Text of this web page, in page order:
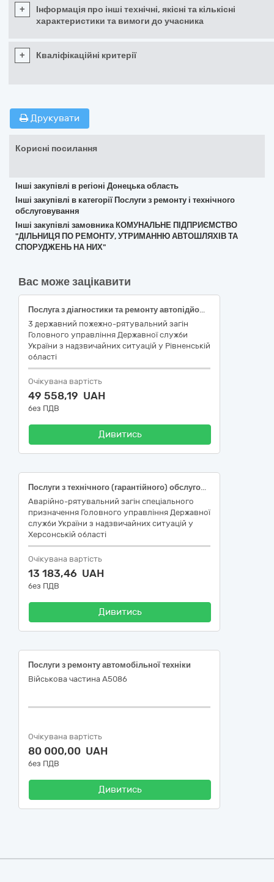
+
Інформація про інші технічні, якісні та кількісні
характеристики та вимоги до учасника
+ Кваліфікаційні критерії
Друкувати
Корисні посилання
Інші закупівлі в регіоні Донецька область
Інші закупівлі в категорії Послуги з ремонту і технічного
обслуговування
Інші закупівлі замовника КОМУНАЛЬНЕ ПІДПРИЄМСТВО
"ДІЛЬНИЦЯ ПО РЕМОНТУ, УТРИМАННЮ АВТОШЛЯХІВ ТА
СПОРУДЖЕНЬ НА НИХ"
Вас може зацікавити
Послуга з діагностики та ремонту автопідйомника спеціального MAN E63 з установкою Bronto Skylift F32HDT
3 державний пожежно-рятувальний загін
Головного управління Державної служби
України з надзвичайних ситуацій у Рівненській
області
Очікувана вартість
49 558,19 UAH
без ПДВ
Дивитись
Послуги з технічного (гарантійного) обслуговування транспортних засобів Renault Duster
Аварійно-рятувальний загін спеціального
призначення Головного управління Державної
служби України з надзвичайних ситуацій у
Херсонській області
Очікувана вартість
13 183,46 UAH
без ПДВ
Дивитись
Послуги з ремонту автомобільної техніки
Військова частина А5086
Очікувана вартість
80 000,00 UAH
без ПДВ
Дивитись